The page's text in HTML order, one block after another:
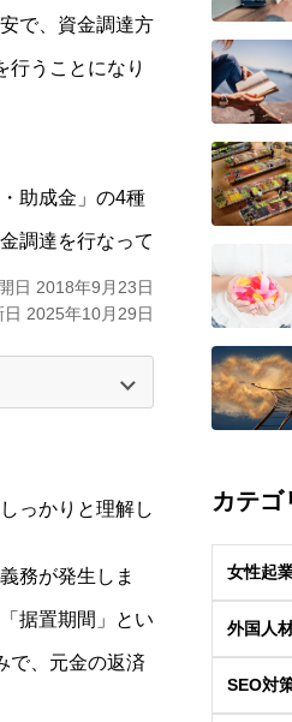
で、資金調達方
行うことになり
助成金」の4種
調達を行なって
日 2018年9月23日
日 2025年10月29日
っかりと理解し
務が発生しま
据置期間」とい
で、元金の返済
カテゴ
女性起
外国人
SEO対